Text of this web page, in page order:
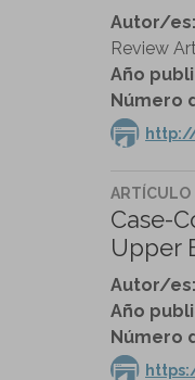
Autor/es:
Review
Año
Número
ARTÍCULO
Case-
Upper
Autor/es:
Año
Número